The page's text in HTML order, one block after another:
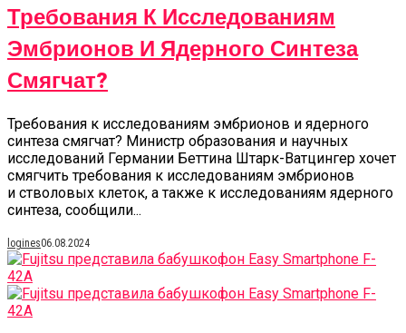
Требования К Исследованиям
Эмбрионов И Ядерного Синтеза
Смягчат?
Требования к исследованиям эмбрионов и ядерного
синтеза смягчат? Министр образования и научных
исследований Германии Беттина Штарк-Ватцингер хочет
смягчить требования к исследованиям эмбрионов
и стволовых клеток, а также к исследованиям ядерного
синтеза, сообщили...
logines06.08.2024